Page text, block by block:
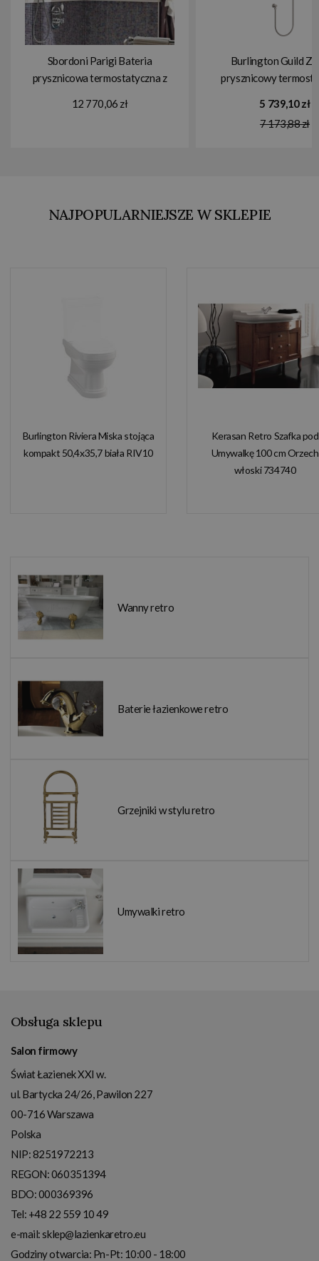
Sbordoni Parigi Bateria
prysznicowa termostatyczna z
wężem, słuchawką, ramieniem i
12 770,06 zł
Burlington Guild
prysznicowy
5 739,10 zł
7 173,88 zł
NAJPOPULARNIEJSZE W SKLEPIE
Burlington Riviera Miska stojąca
kompakt 50,4x35,7 biała RIV10
Kerasan Retro Szafka pod
Umywalkę 100 cm Orzech
włoski 734740
Wanny retro
Baterie łazienkowe retro
Grzejniki w stylu retro
Umywalki retro
Obsługa sklepu
Salon firmowy
Świat Łazienek XXI w.
ul. Bartycka 24/26, Pawilon 227
00-716Warszawa
Polska
NIP:8251972213
REGON: 060351394
BDO: 000369396
Tel: +48 22 559 10 49
e-mail:sklep@lazienkaretro.eu
Godziny otwarcia: Pn-Pt: 10:00 - 18:00